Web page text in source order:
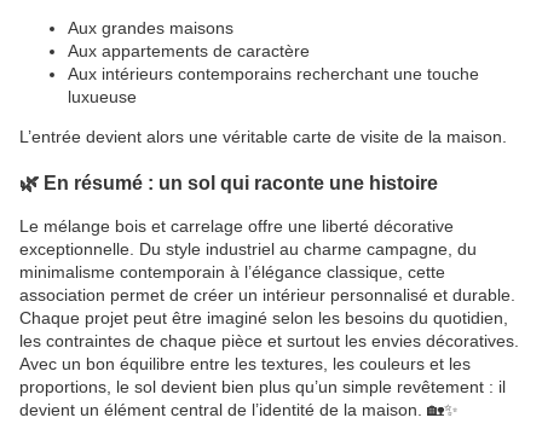
Aux grandes maisons
Aux appartements de caractère
Aux intérieurs contemporains recherchant une touche
luxueuse
L’entrée devient alors une véritable carte de visite de la maison.
🌿 En résumé : un sol qui raconte une histoire
Le mélange bois et carrelage offre une liberté décorative
exceptionnelle. Du style industriel au charme campagne, du
minimalisme contemporain à l’élégance classique, cette
association permet de créer un intérieur personnalisé et durable.
Chaque projet peut être imaginé selon les besoins du quotidien,
les contraintes de chaque pièce et surtout les envies décoratives.
Avec un bon équilibre entre les textures, les couleurs et les
proportions, le sol devient bien plus qu’un simple revêtement : il
devient un élément central de l’identité de la maison. 🏡✨